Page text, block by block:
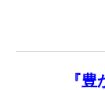
『豊